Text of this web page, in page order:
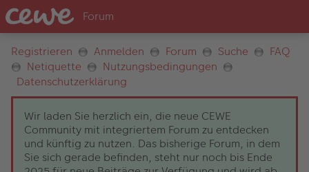
Registrieren Anmelden Forum Suche
FAQ
Netiquette
Nutzungsbedingungen
Datenschutzerklärung
Wir laden Sie herzlich ein, die neue CEWE
Community mit integriertem Forum zu entdecken
und künftig zu nutzen. Das bisherige Forum, in dem
Sie sich gerade befinden, steht nur noch bis Ende